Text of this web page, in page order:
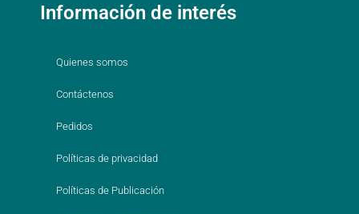
Información de interés
Quienes somos
Contáctenos
Pedidos
Políticas de privacidad
Políticas de Publicación